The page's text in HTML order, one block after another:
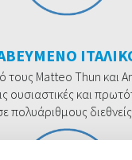
τους Matteo Thun και
ουσιαστικές και
πολυάριθμους